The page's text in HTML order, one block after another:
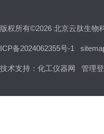
版权所有©2026 北京云肽生物
ICP备2024062355号-1
技术支持： 化工仪器网 管理